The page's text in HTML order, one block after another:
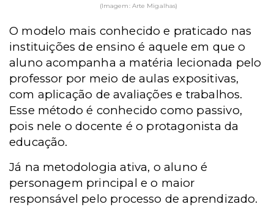
(Imagem: Arte Migalhas)
O modelo mais conhecido e praticado nas
instituições de ensino é aquele em que o
aluno acompanha a matéria lecionada pelo
professor por meio de aulas expositivas,
com aplicação de avaliações e trabalhos.
Esse método é conhecido como passivo,
pois nele o docente é o protagonista da
educação.
Já na metodologia ativa, o aluno é
personagem principal e o maior
responsável pelo processo de aprendizado.